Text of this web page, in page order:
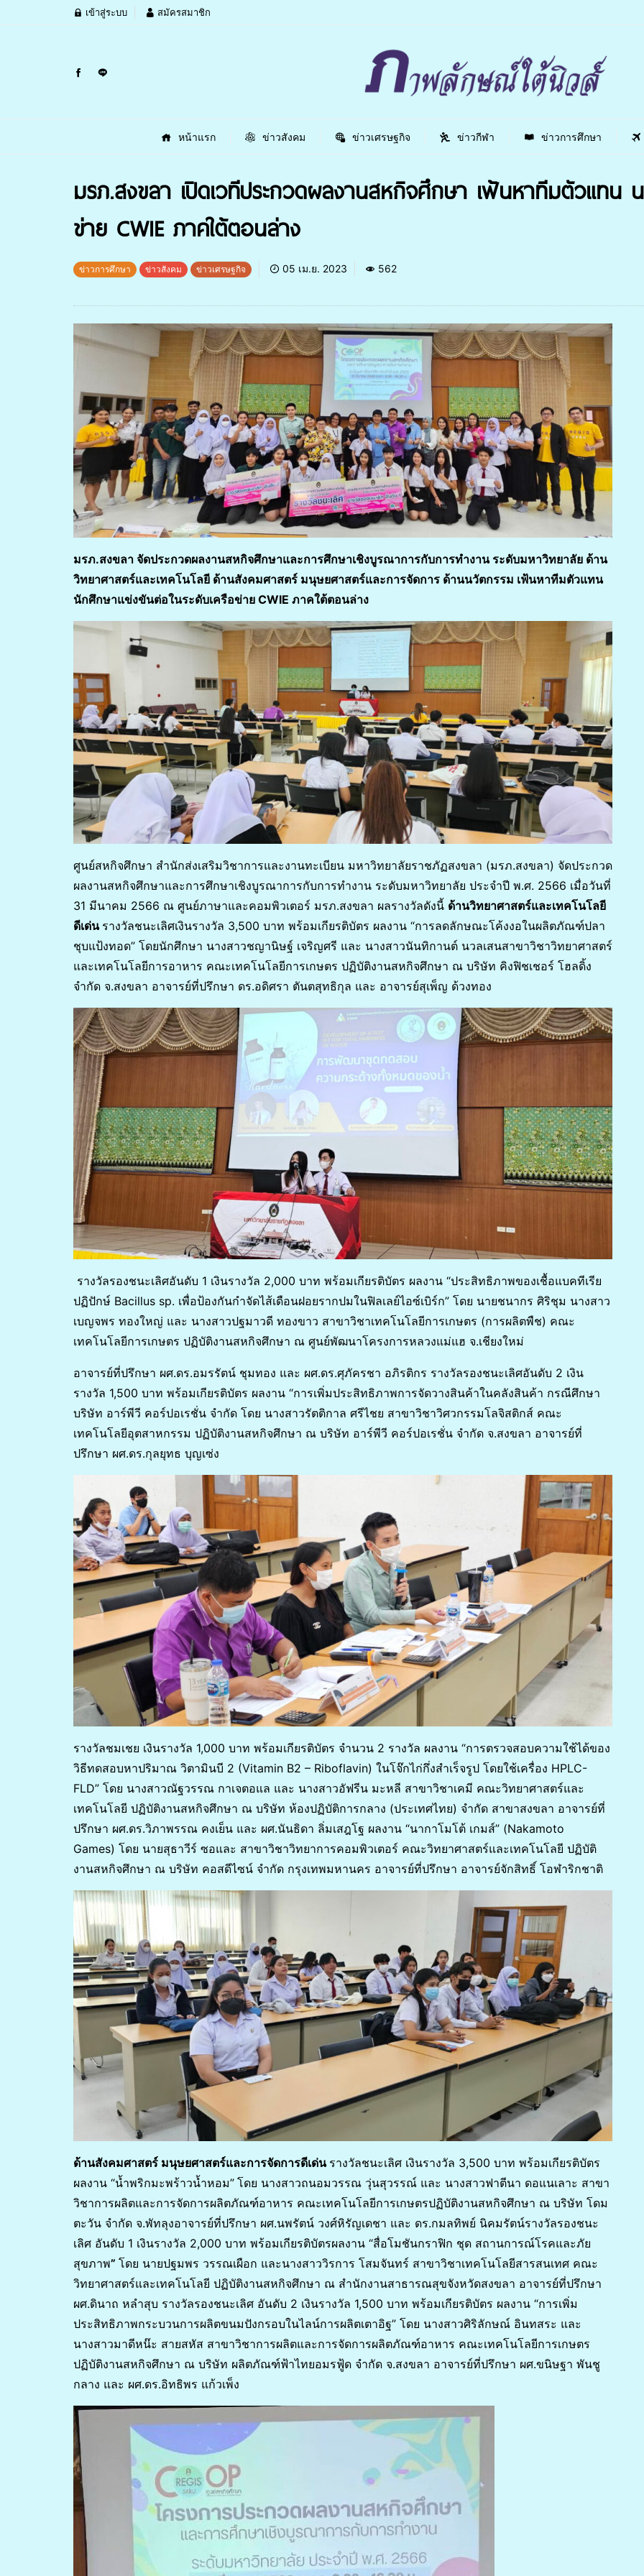
เข้าสู่ระบบ สมัครสมาชิก
หน้าแรก ข่าวสังคม ข่าวเศรษฐกิจ ข่าวกีฬา ข่าวการศึกษา
มรภ.สงขลา เปิดเวทีประกวดผลงานสหกิจศึกษา เฟ้นหาทีมตัวแทน
ข่าย CWIE ภาคใต้ตอนล่าง
ข่าวการศึกษา ข่าวสังคม ข่าวเศรษฐกิจ 05 เม.ย. 2023 562
มรภ.สงขลา จัดประกวดผลงานสหกิจศึกษาและการศึกษาเชิงบูรณาการกับการทำงาน ระดับมหาวิทยาลัย ด้าน
วิทยาศาสตร์และเทคโนโลยี ด้านสังคมศาสตร์ มนุษยศาสตร์และการจัดการ ด้านนวัตกรรม เฟ้นหาทีมตัวแทน
นักศึกษาแข่งขันต่อในระดับเครือข่าย CWIE ภาคใต้ตอนล่าง
ศูนย์สหกิจศึกษา สำนักส่งเสริมวิชาการและงานทะเบียน มหาวิทยาลัยราชภัฏสงขลา (มรภ.สงขลา) จัดประกวด
ผลงานสหกิจศึกษาและการศึกษาเชิงบูรณาการกับการทำงาน ระดับมหาวิทยาลัย ประจำปี พ.ศ. 2566 เมื่อวันที่
31 มีนาคม 2566 ณ ศูนย์ภาษาและคอมพิวเตอร์ มรภ.สงขลา ผลรางวัลดังนี้ ด้านวิทยาศาสตร์และเทคโนโลยี
ดีเด่น รางวัลชนะเลิศเงินรางวัล 3,500 บาท พร้อมเกียรติบัตร ผลงาน “การลดลักษณะโค้งงอในผลิตภัณฑ์ปลา
ชุบแป้งทอด” โดยนักศึกษา นางสาวชญานิษฐ์ เจริญศรี และ นางสาวนันทิกานต์ นวลเสนสาขาวิชาวิทยาศาสตร์
และเทคโนโลยีการอาหาร คณะเทคโนโลยีการเกษตร ปฏิบัติงานสหกิจศึกษา ณ บริษัท คิงฟิชเชอร์ โฮลดิ้ง
จำกัด จ.สงขลา อาจารย์ที่ปรึกษา ดร.อดิศรา ตันตสุทธิกุล และ อาจารย์สุเพ็ญ ด้วงทอง
รางวัลรองชนะเลิศอันดับ 1 เงินรางวัล 2,000 บาท พร้อมเกียรติบัตร ผลงาน “ประสิทธิภาพของเชื้อแบคทีเรีย
ปฏิปักษ์ Bacillus sp. เพื่อป้องกันกำจัดไส้เดือนฝอยรากปมในฟิลเลย์ไอซ์เบิร์ก” โดย นายชนากร ศิริชุม นางสาว
เบญจพร ทองใหญ่ และ นางสาวปฐมาวดี ทองขาว สาขาวิชาเทคโนโลยีการเกษตร (การผลิตพืช) คณะ
เทคโนโลยีการเกษตร ปฏิบัติงานสหกิจศึกษา ณ ศูนย์พัฒนาโครงการหลวงแม่แฮ จ.เชียงใหม่
อาจารย์ที่ปรึกษา ผศ.ดร.อมรรัตน์ ชุมทอง และ ผศ.ดร.ศุภัครชา อภิรติกร รางวัลรองชนะเลิศอันดับ 2 เงิน
รางวัล 1,500 บาท พร้อมเกียรติบัตร ผลงาน “การเพิ่มประสิทธิภาพการจัดวางสินค้าในคลังสินค้า กรณีศึกษา
บริษัท อาร์พีวี คอร์ปอเรชั่น จํากัด โดย นางสาวรัตติกาล ศรีไชย สาขาวิชาวิศวกรรมโลจิสติกส์ คณะ
เทคโนโลยีอุตสาหกรรม ปฏิบัติงานสหกิจศึกษา ณ บริษัท อาร์พีวี คอร์ปอเรชั่น จํากัด จ.สงขลา อาจารย์ที่
ปรึกษา ผศ.ดร.กุลยุทธ บุญเซ่ง
รางวัลชมเชย เงินรางวัล 1,000 บาท พร้อมเกียรติบัตร จำนวน 2 รางวัล ผลงาน “การตรวจสอบความใช้ได้ของ
วิธีทดสอบหาปริมาณ วิตามินบี 2 (Vitamin B2 – Riboflavin) ในโจ๊กไก่กึ่งสำเร็จรูป โดยใช้เครื่อง HPLC-
FLD” โดย นางสาวณัฐวรรณ กาเจตอแล และ นางสาวอัฟรีน มะหลี สาขาวิชาเคมี คณะวิทยาศาสตร์และ
เทคโนโลยี ปฏิบัติงานสหกิจศึกษา ณ บริษัท ห้องปฏิบัติการกลาง (ประเทศไทย) จำกัด สาขาสงขลา อาจารย์ที่
ปรึกษา ผศ.ดร.วิภาพรรณ คงเย็น และ ผศ.นันธิดา ลิ่มเสฎโฐ ผลงาน “นากาโมโต้ เกมส์” (Nakamoto
Games) โดย นายสุธาวีร์ ซอและ สาขาวิชาวิทยาการคอมพิวเตอร์ คณะวิทยาศาสตร์และเทคโนโลยี ปฏิบัติ
งานสหกิจศึกษา ณ บริษัท คอสดีไซน์ จำกัด กรุงเทพมหานคร อาจารย์ที่ปรึกษา อาจารย์จักสิทธิ์ โอฬาริกชาติ
ด้านสังคมศาสตร์ มนุษยศาสตร์และการจัดการดีเด่น รางวัลชนะเลิศ เงินรางวัล 3,500 บาท พร้อมเกียรติบัตร
ผลงาน “น้ำพริกมะพร้าวน้ำหอม” โดย นางสาวถนอมวรรณ วุ่นสุวรรณ์ และ นางสาวฟาตีนา ดอแนเลาะ สาขา
วิชาการผลิตและการจัดการผลิตภัณฑ์อาหาร คณะเทคโนโลยีการเกษตรปฏิบัติงานสหกิจศึกษา ณ บริษัท โดม
ตะวัน จำกัด จ.พัทลุงอาจารย์ที่ปรึกษา ผศ.นพรัตน์ วงศ์หิรัญเดชา และ ดร.กมลทิพย์ นิคมรัตน์รางวัลรองชนะ
เลิศ อันดับ 1 เงินรางวัล 2,000 บาท พร้อมเกียรติบัตรผลงาน “สื่อโมชันกราฟิก ชุด สถานการณ์โรคและภัย
สุขภาพ” โดย นายปฐมพร วรรณเผือก และนางสาววิรการ โสมจันทร์ สาขาวิชาเทคโนโลยีสารสนเทศ คณะ
วิทยาศาสตร์และเทคโนโลยี ปฏิบัติงานสหกิจศึกษา ณ สำนักงานสาธารณสุขจังหวัดสงขลา อาจารย์ที่ปรึกษา
ผศ.ดินาถ หลำสุบ รางวัลรองชนะเลิศ อันดับ 2 เงินรางวัล 1,500 บาท พร้อมเกียรติบัตร ผลงาน “การเพิ่ม
ประสิทธิภาพกระบวนการผลิตขนมปังกรอบในไลน์การผลิตเตาอิฐ” โดย นางสาวศิริลักษณ์ อินทสระ และ
นางสาวมาดีหน๊ะ สายสหัส สาขาวิชาการผลิตและการจัดการผลิตภัณฑ์อาหาร คณะเทคโนโลยีการเกษตร
ปฏิบัติงานสหกิจศึกษา ณ บริษัท ผลิตภัณฑ์ฟ้าไทยอมรฟู้ด จำกัด จ.สงขลา อาจารย์ที่ปรึกษา ผศ.ขนิษฐา พันชู
กลาง และ ผศ.ดร.อิทธิพร แก้วเพ็ง